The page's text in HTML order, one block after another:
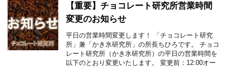
【重要】チョコレート研究所営業時間
変更のお知らせ
平日の営業時間変更します！ 「チョコレート研究
所」兼「かき氷研究所」の所長ちひろです。 チョコ
レート研究所（かき氷研究所）の平日の営業時間を
以下のとおり変更いたします。 変更前：12:00オー